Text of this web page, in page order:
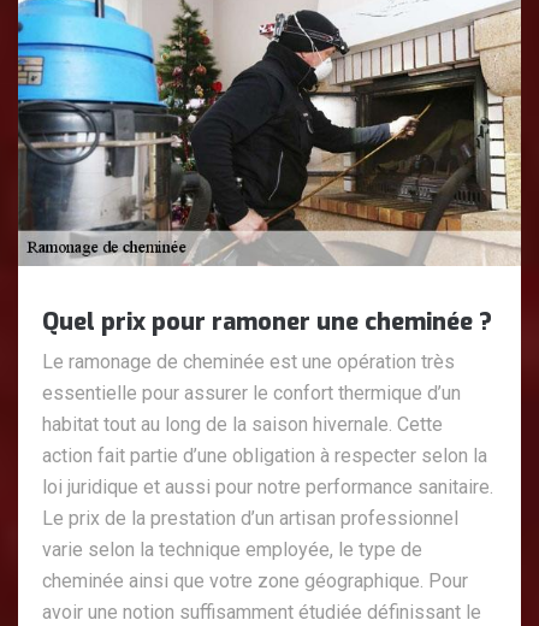
Quel prix pour ramoner une cheminée ?
Le ramonage de cheminée est une opération très
essentielle pour assurer le confort thermique d’un
habitat tout au long de la saison hivernale. Cette
action fait partie d’une obligation à respecter selon la
loi juridique et aussi pour notre performance sanitaire.
Le prix de la prestation d’un artisan professionnel
varie selon la technique employée, le type de
cheminée ainsi que votre zone géographique. Pour
avoir une notion suffisamment étudiée définissant le